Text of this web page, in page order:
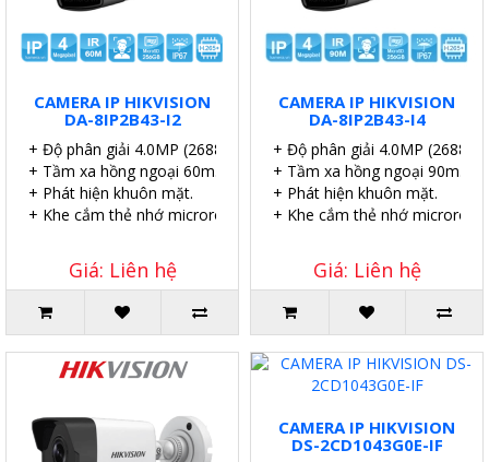
CAMERA IP HIKVISION
DA-8IP2B43-I2
+ Độ phân giải 4.0MP (2688 × 1520@25fps)
+ Tầm xa hồng ngoại 60m.
+ Phát hiện khuôn mặt.
+ Khe cắm thẻ nhớ microroSD 512GB (max).
Giá: Liên hệ
CAMERA IP HIKVISION
DA-8IP2B43-I4
+ Độ phân giải 4.0MP (2688 ×
+ Tầm xa hồng ngoại 90m.
+ Phát hiện khuôn mặt.
+ Khe cắm thẻ nhớ
Giá: Liên hệ
CAMERA IP HIKVISION
DS-2CD1043G0E-IF